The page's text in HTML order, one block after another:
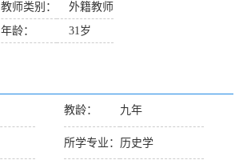
教师类别：
外籍教师
年龄：
31岁
教龄： 九年
所学专业： 历史学